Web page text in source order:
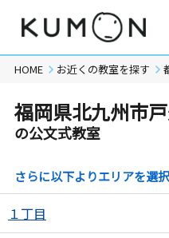
HOME お近くの教室を探す
福岡県北九州市
の公文式教室
さらに以下よりエリアを選
１丁目